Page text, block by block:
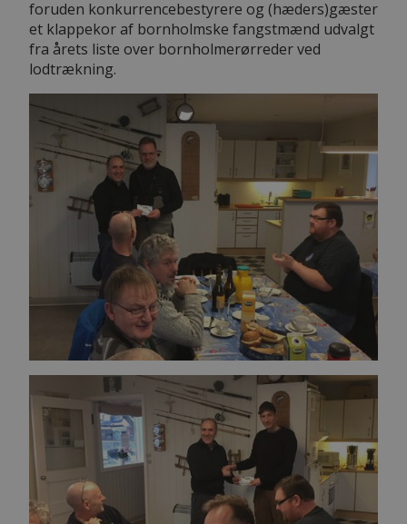
foruden konkurrencebestyrere og (hæders)gæster
et klappekor af bornholmske fangstmænd udvalgt
fra årets liste over bornholmerørreder ved
lodtrækning.